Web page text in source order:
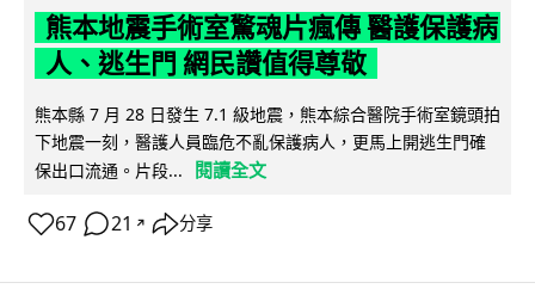
熊本地震手術室驚魂片瘋傳 醫護保護病
人、逃生門 網民讚值得尊敬
熊本縣 7 月 28 日發生 7.1 級地震，熊本綜合醫院手術室鏡頭拍
下地震一刻，醫護人員臨危不亂保護病人，更馬上開逃生門確
保出口流通。片段...
閱讀全文
67 21 ↗ 分享